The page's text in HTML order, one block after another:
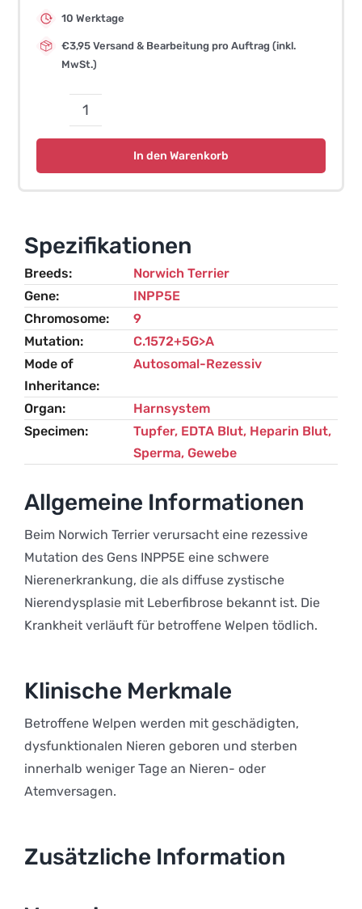
10 Werktage
€3,95 Versand & Bearbeitung pro Auftrag (inkl.
MwSt.)
Diffuse
zystische
Menge
In den Warenkorb
Spezifikationen
Breeds
Norwich Terrier
Gene
INPP5E
Chromosome
9
Mutation
C.1572+5G>A
Mode of
Inheritance
Autosomal-Rezessiv
Organ
Harnsystem
Specimen
Tupfer, EDTA Blut, Heparin Blut,
Sperma, Gewebe
Allgemeine Informationen
Beim Norwich Terrier verursacht eine rezessive
Mutation des Gens INPP5E eine schwere
Nierenerkrankung, die als diffuse zystische
Nierendysplasie mit Leberfibrose bekannt ist. Die
Krankheit verläuft für betroffene Welpen tödlich.
Klinische Merkmale
Betroffene Welpen werden mit geschädigten,
dysfunktionalen Nieren geboren und sterben
innerhalb weniger Tage an Nieren- oder
Atemversagen.
Zusätzliche Information